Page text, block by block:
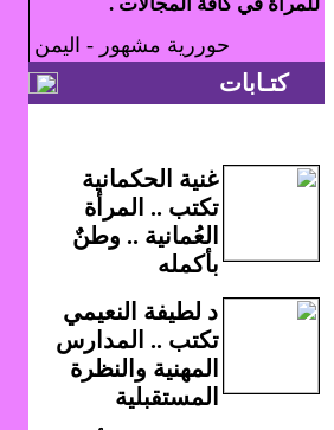
حوررية مشهور - اليمن
كتـابات
غنية الحكمانية
تكتب .. المرأة
العُمانية .. وطنٌ
بأكمله
د لطيفة النعيمي
تكتب .. المدارس
المهنية والنظرة
المستقبلية